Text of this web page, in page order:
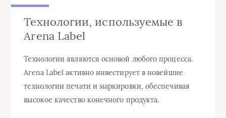
Технологии, используемые в
Arena Label
Технологии являются основой любого процесса.
Arena Label активно инвестирует в новейшие
технологии печати и маркировки, обеспечивая
высокое качество конечного продукта.